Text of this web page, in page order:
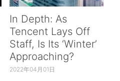
In Depth: As
Tencent Lays Off
Staff, Is Its ‘Winter’
Approaching?
2022年04月01日